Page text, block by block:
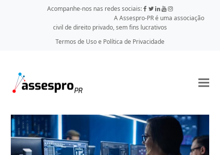
Acompanhe-nos nas redes sociais:
A Assespro-PR é uma associação
civil de direito privado, sem fins lucrativos
Termos de Uso e Política de Privacidade